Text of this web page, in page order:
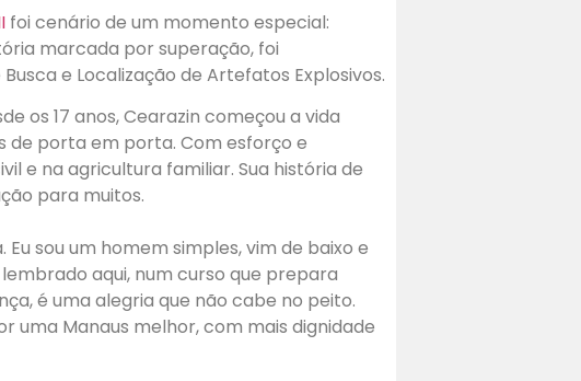
foi cenário de um momento especial:
marcada por superação, foi
e Localização de Artefatos Explosivos.
os 17 anos, Cearazin começou a vida
de porta em porta. Com esforço e
e na agricultura familiar. Sua história de
para muitos.
sou um homem simples, vim de baixo e
aqui, num curso que prepara
é uma alegria que não cabe no peito.
uma Manaus melhor, com mais dignidade